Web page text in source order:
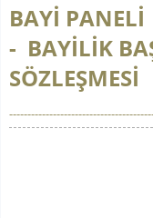
BAYİ
- BAYİLİK
SÖZLEŞMESİ